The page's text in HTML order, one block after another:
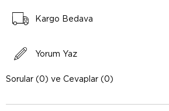
Kargo Bedava
Yorum Yaz
Sorular (0) ve Cevaplar (0)